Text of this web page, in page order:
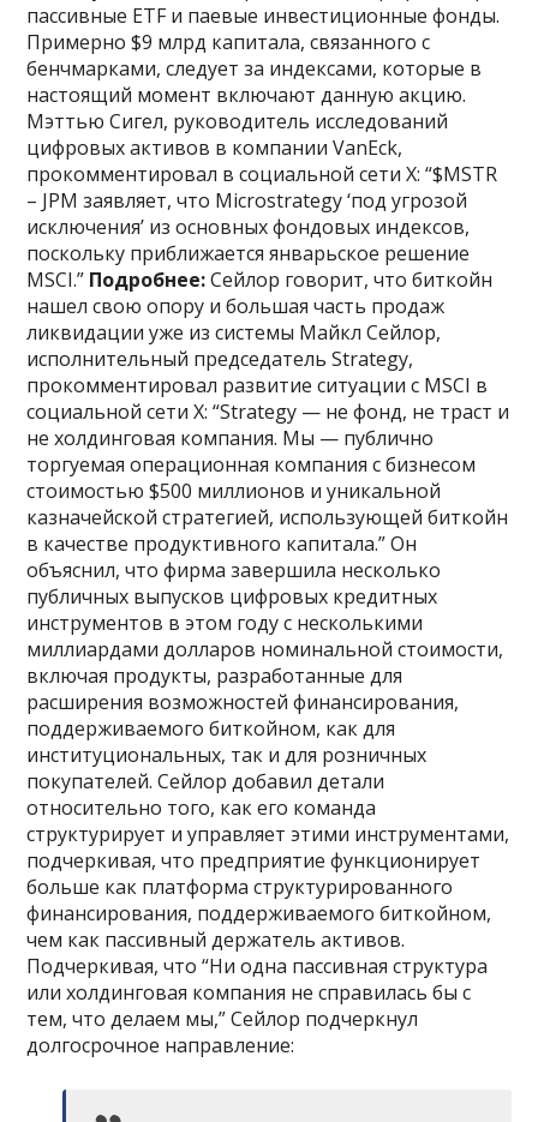
пассивные ETF и паевые инвестиционные фонды.
Примерно $9 млрд капитала, связанного с
бенчмарками, следует за индексами, которые в
настоящий момент включают данную акцию.
Мэттью Сигел, руководитель исследований
цифровых активов в компании VanEck,
прокомментировал в социальной сети X: “$MSTR
– JPM заявляет, что Microstrategy ‘под угрозой
исключения’ из основных фондовых индексов,
поскольку приближается январьское решение
MSCI.” Подробнее:Сейлор говорит, что биткойн
нашел свою опору и большая часть продаж
ликвидации уже из системы Майкл Сейлор,
исполнительный председатель Strategy,
прокомментировал развитие ситуации с MSCI в
социальной сети X: “Strategy — не фонд, не траст и
не холдинговая компания. Мы — публично
торгуемая операционная компания с бизнесом
стоимостью $500 миллионов и уникальной
казначейской стратегией, использующей биткойн
в качестве продуктивного капитала.” Он
объяснил, что фирма завершила несколько
публичных выпусков цифровых кредитных
инструментов в этом году с несколькими
миллиардами долларов номинальной стоимости,
включая продукты, разработанные для
расширения возможностей финансирования,
поддерживаемого биткойном, как для
институциональных, так и для розничных
покупателей. Сейлор добавил детали
относительно того, как его команда
структурирует и управляет этими инструментами,
подчеркивая, что предприятие функционирует
больше как платформа структурированного
финансирования, поддерживаемого биткойном,
чем как пассивный держатель активов.
Подчеркивая, что “Ни одна пассивная структура
или холдинговая компания не справилась бы с
тем, что делаем мы,” Сейлор подчеркнул
долгосрочное направление: